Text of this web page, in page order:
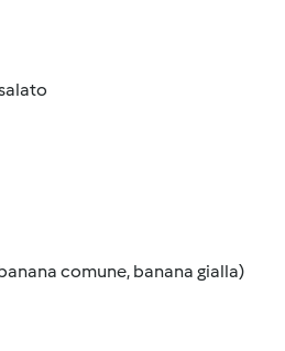
comune, banana gialla)